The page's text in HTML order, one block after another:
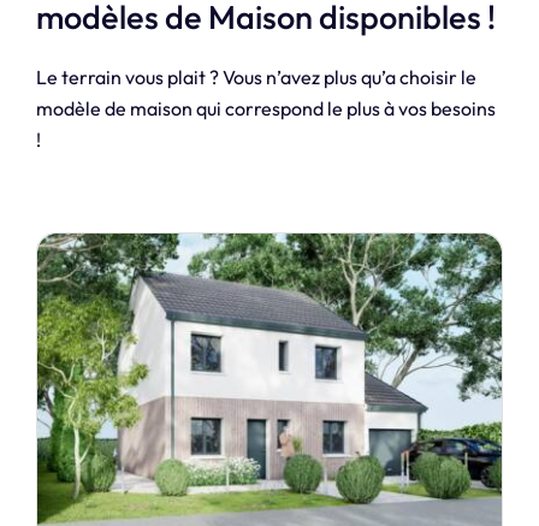
modèles de Maison disponibles !
Le terrain vous plait ? Vous n’avez plus qu’a choisir le
modèle de maison qui correspond le plus à vos besoins
!